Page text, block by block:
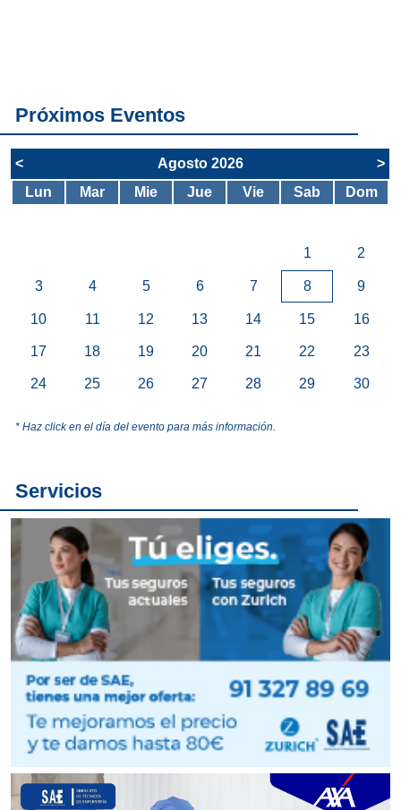
Próximos Eventos
< Agosto 2026
>
Lun
Mar Mie Jue Vie Sab Dom
1 2
3 4 5 6 7 8 9
10 11 12 13 14 15 16
17 18 19 20 21 22 23
24 25 26 27 28 29 30
* Haz click en el día del evento para más información.
Servicios